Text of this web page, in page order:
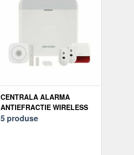
CENTRALA ALARMA
ANTIEFRACTIE WIRELESS
HIKVISION AX PRO DS-
5 produse